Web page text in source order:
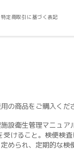
特定商取引に基づく表記
の商品をご購入くだ
設衛生管理マニュ
受けること。検便検
められ、定期的な検